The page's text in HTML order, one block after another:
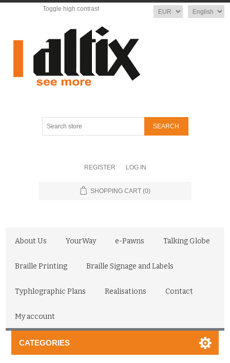
Language
Currency
Toggle high contrast
REGISTER LOG IN
SHOPPING CART (0)
About Us YourWay e-Pawns Talking Globe
Braille Printing Braille Signage and Labels
Typhlographic Plans Realisations Contact
My account
CATEGORIES